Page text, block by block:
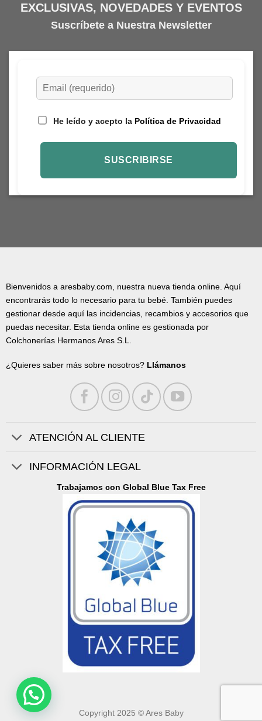
elegir
en
EXCLUSIVAS, NOVEDADES Y EVENTOS
Suscríbete a Nuestra Newsletter
He leído y acepto la Política de Privacidad
Bienvenidos a aresbaby.com, nuestra nueva tienda online. Aquí
encontrarás todo lo necesario para tu bebé. También puedes
gestionar desde aquí las incidencias, recambios y accesorios que
puedas necesitar. Esta tienda online es gestionada por
Colchonerías Hermanos Ares S.L.
¿Quieres saber más sobre nosotros? Llámanos
ATENCIÓN AL CLIENTE
INFORMACIÓN LEGAL
Trabajamos con Global Blue Tax Free
Copyright 2025 © Ares Baby